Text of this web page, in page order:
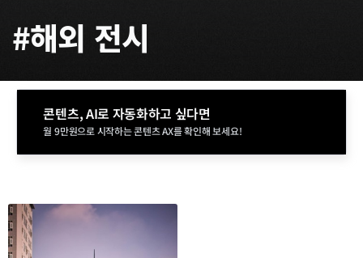
#해외 전시
콘텐츠, AI로 자동화하고 싶다면
월 9만원으로 시작하는 콘텐츠 AX를 확인해 보세요!